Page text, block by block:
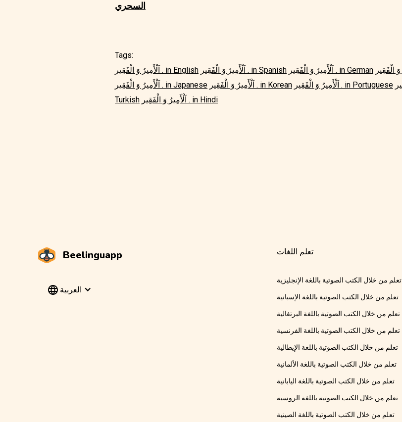
السحري
Tags:
اَلْأَمِيرُ وَ الْفَقِير . in English
اَلْأَمِيرُ وَ الْفَقِير . in Spanish اَلْأَمِيرُ وَ الْفَقِير . in German
اَلْأَمِيرُ وَ الْفَقِير . in Japanese
اَلْأَمِيرُ وَ الْفَقِير . in Korean اَلْأَمِيرُ وَ الْفَقِير . in Portuguese
Turkish
اَلْأَمِيرُ وَ الْفَقِير . in Hindi
Beelinguapp
العربية
تعلم اللغات
تعلم من خلال الكتب الصوتية باللغة الإنجليزية
تعلم من خلال الكتب الصوتية باللغة الإسبانية
تعلم من خلال الكتب الصوتية باللغة البرتغالية
تعلم من خلال الكتب الصوتية باللغة الفرنسية
تعلم من خلال الكتب الصوتية باللغة الإيطالية
تعلم من خلال الكتب الصوتية باللغة الألمانية
تعلم من خلال الكتب الصوتية باللغة اليابانية
تعلم من خلال الكتب الصوتية باللغة الروسية
تعلم من خلال الكتب الصوتية باللغة الصينية